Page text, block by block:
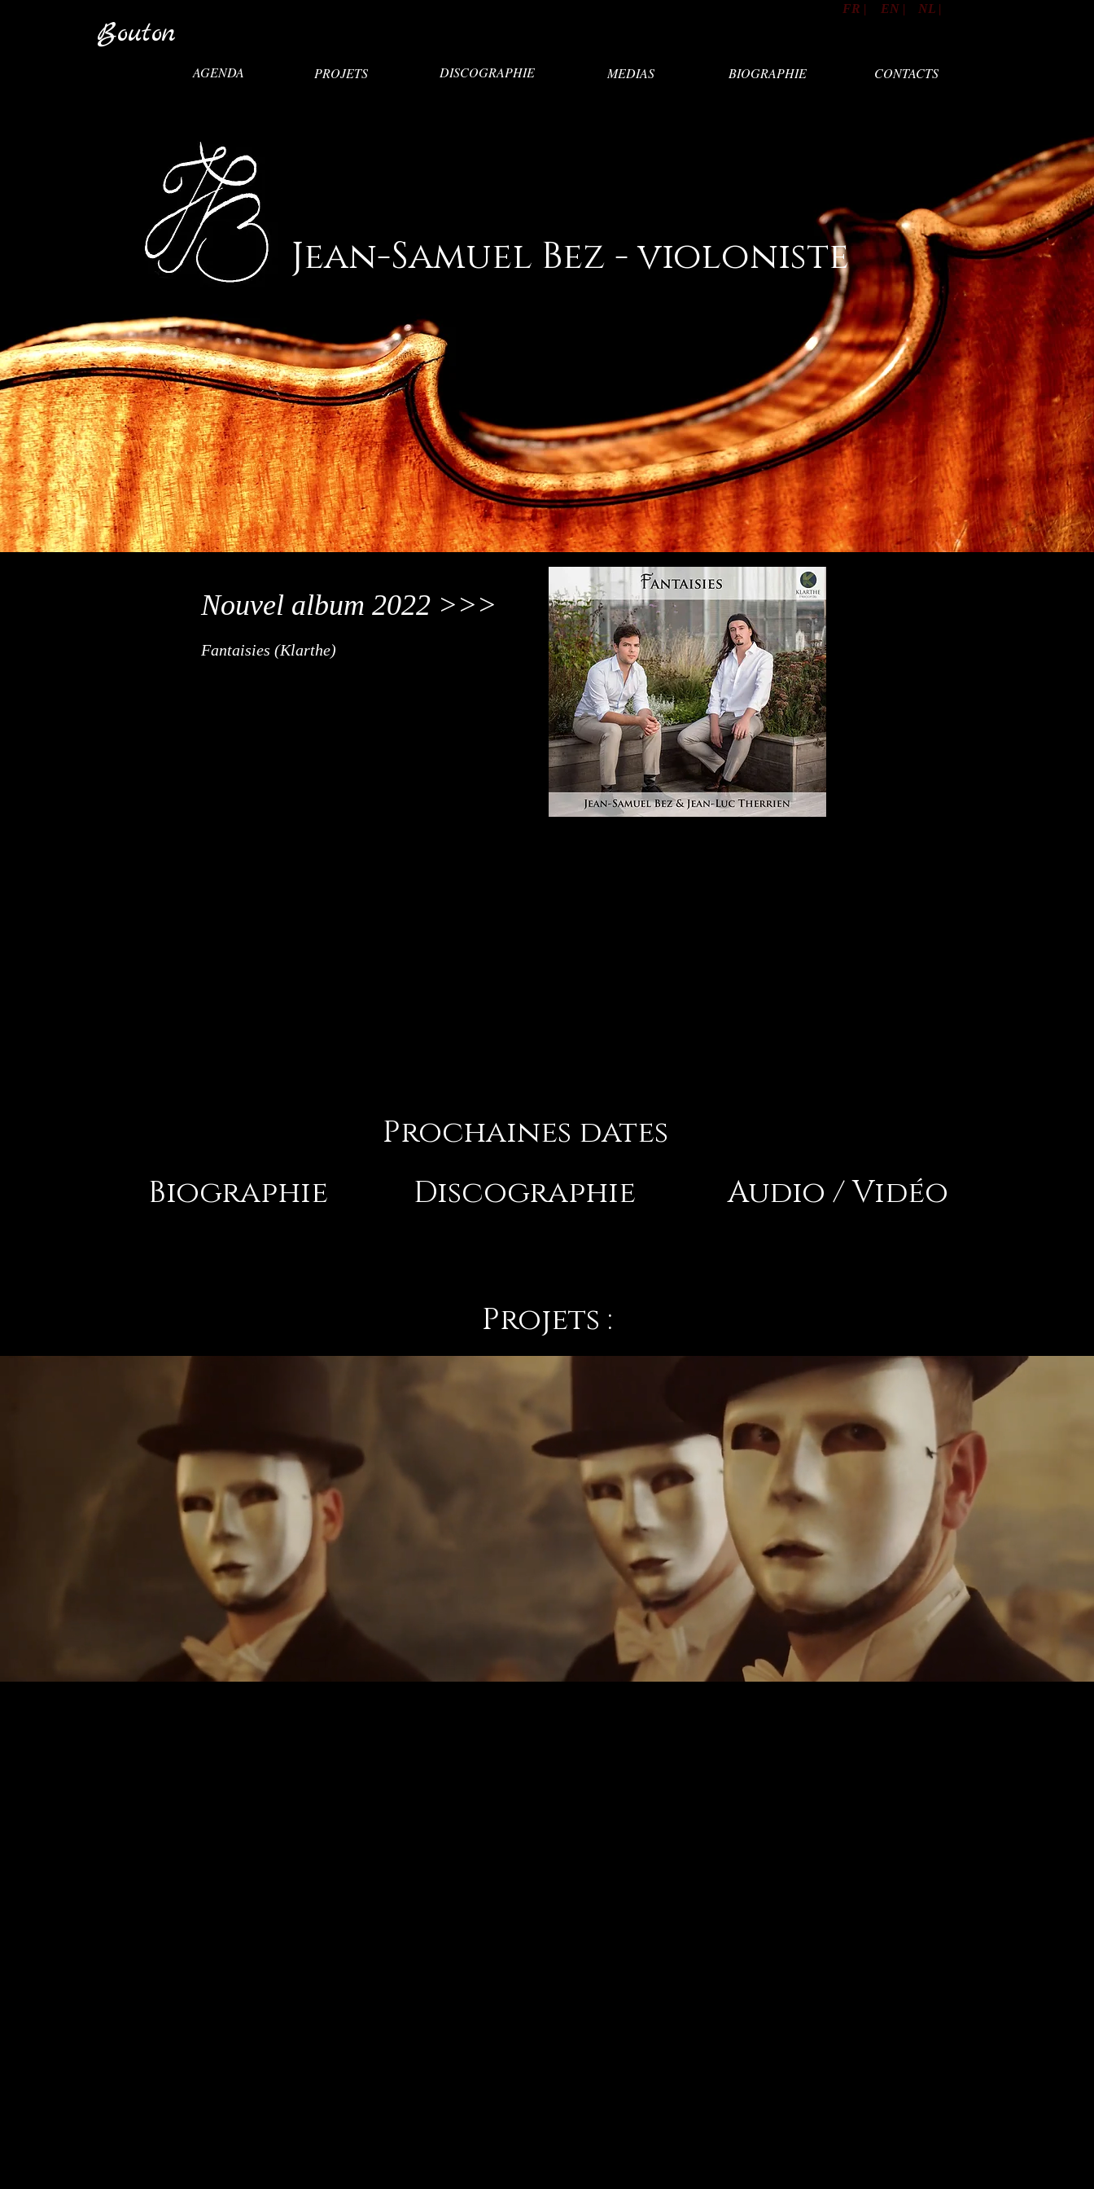
FR | EN | NL |
Nouvel album 2022 >>>
Fantaisies (Klarthe)
AGENDA PROJETS DISCOGRAPHIE MEDIAS BIOGRAPHIE CONTACTS
Jean-Samuel Bez - violoniste
Bouton
Prochaines dates
Biographie
Discographie Audio / Vidéo
Projets :